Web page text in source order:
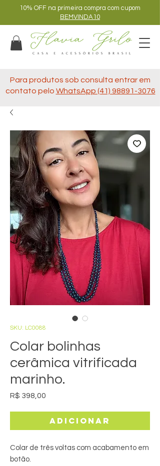
10% OFF na primeira compra com cupom
BEMVINDA10
Para produtos sob consulta entrar em
contato pelo WhatsApp (41) 98891-3076
SKU: LC0088
Colar bolinhas
cerâmica vitrificada
marinho.
R$ 398,00
Adicionar
Colar de três voltas com acabamento em
botão.